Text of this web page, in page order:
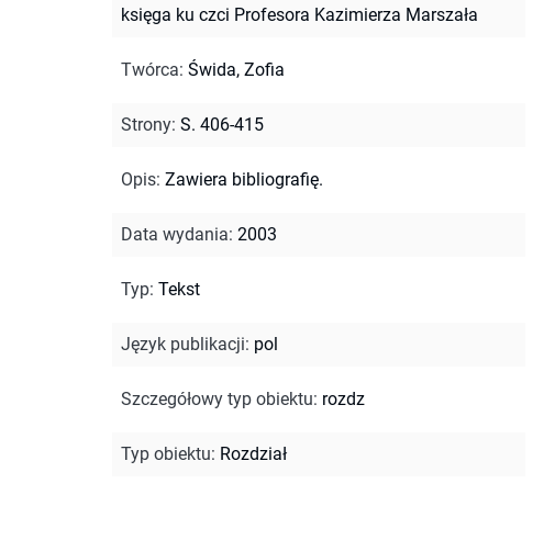
księga ku czci Profesora Kazimierza Marszała
Twórca: Świda, Zofia
Strony: S. 406-415
Opis: Zawiera bibliografię.
Data wydania: 2003
Typ: Tekst
Język publikacji: pol
Szczegółowy typ obiektu: rozdz
Typ obiektu: Rozdział